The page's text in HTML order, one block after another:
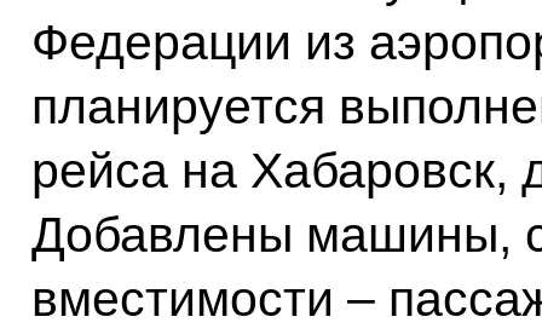
Федерации из
планируется
рейса на Хабаровск,
Добавлены машины,
вместимости –